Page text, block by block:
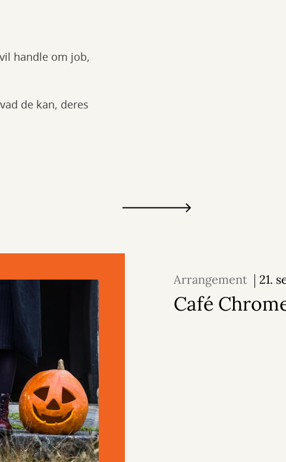
handle om job,
de kan, deres
Arrangement
21.
2026
Café